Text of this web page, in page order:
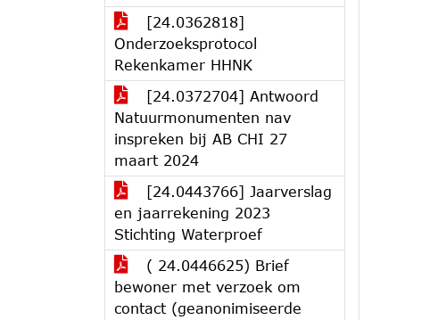
[24.0362818]
Onderzoeksprotocol
Rekenkamer HHNK
[24.0372704] Antwoord
Natuurmonumenten nav
inspreken bij AB CHI 27
maart 2024
[24.0443766] Jaarverslag
en jaarrekening 2023
Stichting Waterproef
( 24.0446625) Brief
bewoner met verzoek om
contact (geanonimiseerde